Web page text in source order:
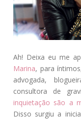
Ah! Deixa eu me
Marina, para
advogada,
consultora de
inquietação são a
Disso surgiu a